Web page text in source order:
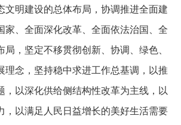
文明建设的总体布局，协调推进全面建
家、全面深化改革、全面依法治国、全
局，坚定不移贯彻创新、协调、绿色、
理念，坚持稳中求进工作总基调，以推
，以深化供给侧结构性改革为主线，以
，以满足人民日益增长的美好生活需要